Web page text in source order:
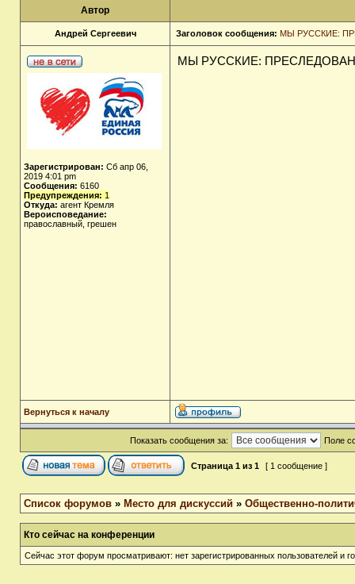
Автор
Андрей Сергеевич Заголовок сообщения: МЫ РУССКИЕ:
Зарегистрирован: Сб апр 06,
2019 4:01 pm
Сообщения: 6160
Предупреждения: 1
Откуда: агент Кремля
Вероисповедание:
православный, грешен
МЫ РУССКИЕ:
Вернуться к началу
Показать сообщения за: Поле
Страница 1 из 1 [ 1 сообщение ]
Список форумов » Место для дискуссий » Общественно-
Кто сейчас на конференции
Сейчас этот форум просматривают: нет зарегистрированных пользователей и